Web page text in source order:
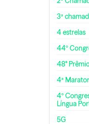
3ª
4 estrelas
44º
48°
4ª
4º
Língua
5G